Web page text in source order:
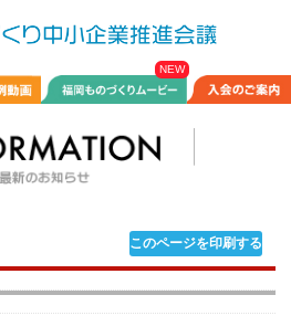
このページを印刷する